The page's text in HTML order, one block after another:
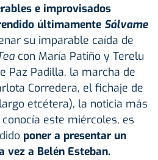
e improvisados
últimamente Sálvame
su imparable caída de
con María Patiño y Terelu
Paz Padilla, la marcha de
Corredera, el fichaje de
etcétera), la noticia más
este miércoles, es
poner a presentar un
vez a Belén Esteban.